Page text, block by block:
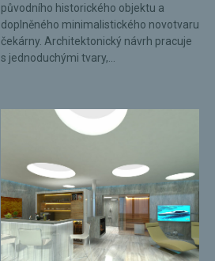
původního historického objektu a
doplněného minimalistického novotvaru
čekárny. Architektonický návrh pracuje
s jednoduchými tvary,...